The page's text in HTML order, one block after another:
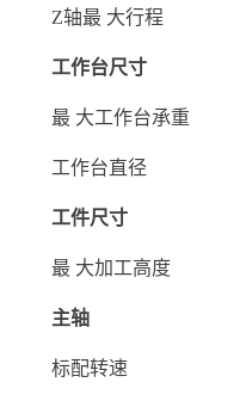
Z轴最 大行
工作台尺寸
最 大工作台
工作台直
工件尺寸
最 大加工高
主轴
标配转速